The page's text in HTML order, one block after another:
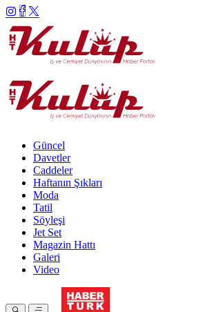
Güncel
Davetler
Caddeler
Haftanın Şıkları
Moda
Tatil
Söyleşi
Jet Set
Magazin Hattı
Galeri
Video